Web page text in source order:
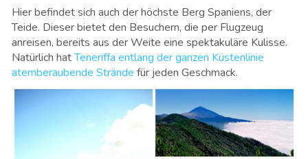
Hier befindet sich auch der höchste Berg Spaniens, der
Teide. Dieser bietet den Besuchern, die per Flugzeug
anreisen, bereits aus der Weite eine spektakuläre Kulisse.
Natürlich hatTeneriffa entlang der ganzen Küstenlinie
atemberaubende Strände für jeden Geschmack.